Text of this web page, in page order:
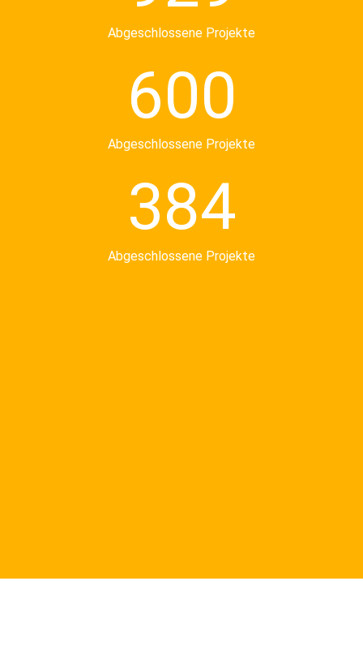
Abgeschlossene Projekte
600
Abgeschlossene Projekte
384
Abgeschlossene Projekte